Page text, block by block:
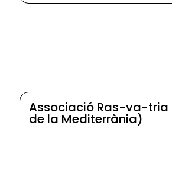
Associació Ras-va-tria
de la Mediterrània)